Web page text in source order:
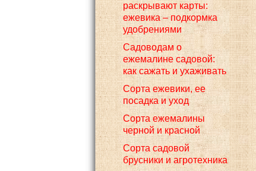
раскрывают карты:
ежевика – подкормка
удобрениями
Садоводам о
ежемалине садовой:
как сажать и ухаживать
Сорта ежевики, ее
посадка и уход
Сорта ежемалины
черной и красной
Сорта садовой
брусники и агротехника